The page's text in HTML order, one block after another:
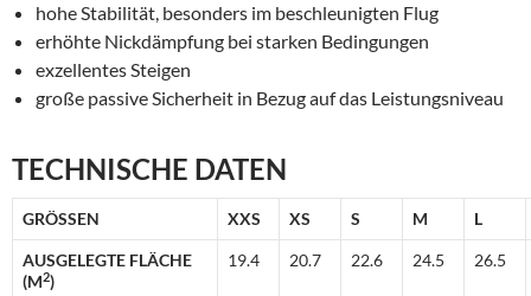
hohe Stabilität, besonders im beschleunigten Flug
erhöhte Nickdämpfung bei starken Bedingungen
exzellentes Steigen
große passive Sicherheit in Bezug auf das Leistungsniveau
TECHNISCHE DATEN
GRÖSSEN XXS XS S M L
AUSGELEGTE FLÄCHE
(M2)
19.4 20.7 22.6 24.5 26.5